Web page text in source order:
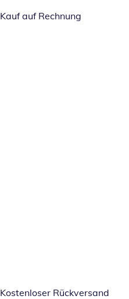
Kauf auf Rechnung
Kostenloser Rückversand